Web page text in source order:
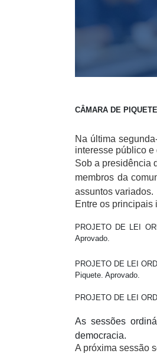
CÂMARA DE
Na última
interesse público
Sob a presidência
membros da
assuntos variados.
Entre os principais
PROJETO DE LEI
Aprovado.
PROJETO DE LEI
Piquete. Aprovado.
PROJETO DE LEI
As sessões
democracia.
A próxima sessão